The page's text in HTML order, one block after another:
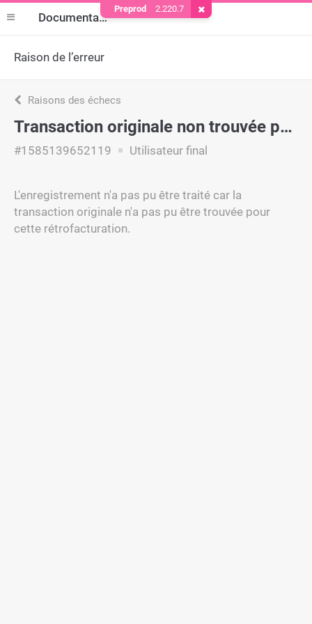
Documentation
Raison de l’erreur
Raisons des échecs
Transaction originale non trouvée pour le rejet de débit
#1585139652119 Utilisateur final
L'enregistrement n'a pas pu être traité car la
transaction originale n'a pas pu être trouvée pour
cette rétrofacturation.
Preprod 2.220.7 Supprimer le cookie